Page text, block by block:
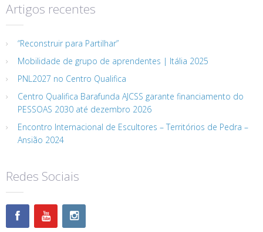
Artigos recentes
“Reconstruir para Partilhar”
Mobilidade de grupo de aprendentes | Itália 2025
PNL2027 no Centro Qualifica
Centro Qualifica Barafunda AJCSS garante financiamento do
PESSOAS 2030 até dezembro 2026
Encontro Internacional de Escultores – Territórios de Pedra –
Ansião 2024
Redes Sociais